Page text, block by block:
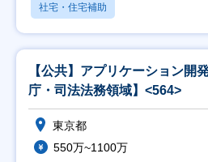
社宅・住宅補助
【公共】アプリケーション開
庁・司法法務領域】<564>
東京都
550万~1100万